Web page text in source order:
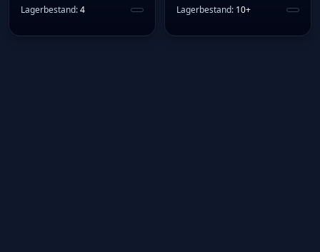
Lagerbestand:4
Lagerbestand: 10+